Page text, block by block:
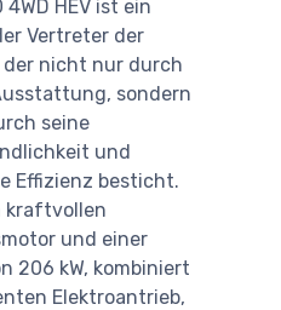
HEV ist ein
Vertreter der
nicht nur durch
sondern
seine
und
Effizienz besticht.
kraftvollen
und einer
206 kW, kombiniert
Elektroantrieb,